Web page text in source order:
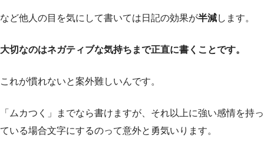
など他人の目を気にして書いては日記の効果が半減します。
大切なのはネガティブな気持ちまで正直に書くことです。
これが慣れないと案外難しいんです。
「ムカつく」までなら書けますが、それ以上に強い感情を持っ
ている場合文字にするのって意外と勇気いります。